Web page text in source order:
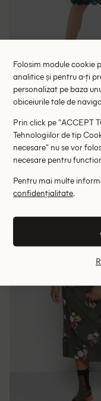
Rochie medie
134.00 lei
RRP:
Altii
Folosim module cookie
analitice și pentru a-ți
personalizat pe baza
obiceiurile tale de
Prin click pe "ACCEPT
Tehnologiilor de tip
necesare" nu se vor
necesare pentru
Pentru mai multe
confidențialitate.